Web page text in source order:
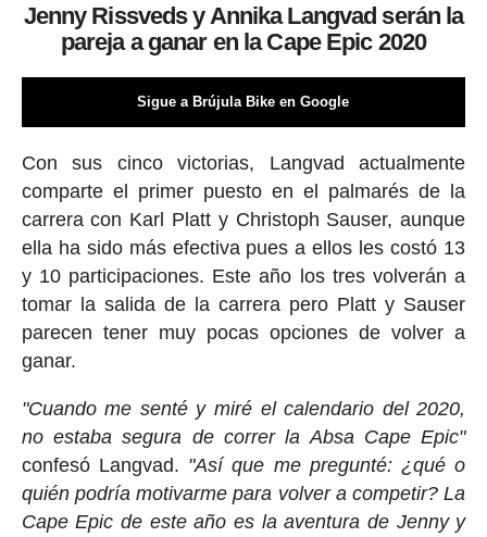
Jenny Rissveds y Annika Langvad serán la
pareja a ganar en la Cape Epic 2020
Sigue a Brújula Bike en Google
Con sus cinco victorias, Langvad actualmente
comparte el primer puesto en el palmarés de la
carrera con Karl Platt y Christoph Sauser, aunque
ella ha sido más efectiva pues a ellos les costó 13
y 10 participaciones. Este año los tres volverán a
tomar la salida de la carrera pero Platt y Sauser
parecen tener muy pocas opciones de volver a
ganar.
"Cuando me senté y miré el calendario del 2020,
no estaba segura de correr la Absa Cape Epic"
confesó Langvad. "Así que me pregunté: ¿qué o
quién podría motivarme para volver a competir? La
Cape Epic de este año es la aventura de Jenny y